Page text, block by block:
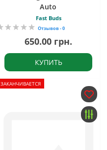
Auto
Fast Buds
Отзывов - 0
650.00 грн.
КУПИТЬ
ЗАКАНЧИВАЕТСЯ